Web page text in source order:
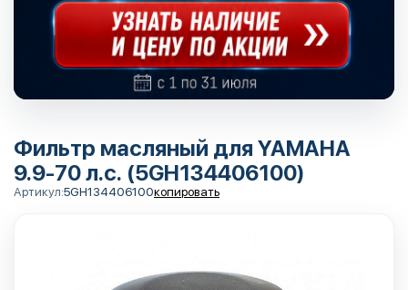
Фильтр масляный для YAMAHA
9.9-70 л.с. (5GH134406100)
Артикул:5GH134406100копировать